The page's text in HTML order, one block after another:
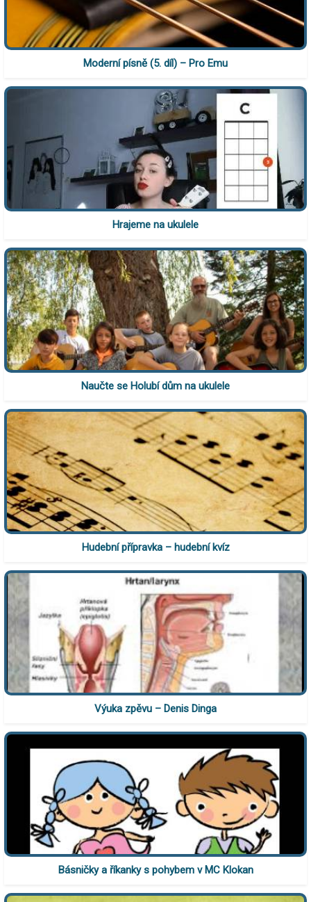
Moderní písně (5. díl) – Pro Emu
Hrajeme na ukulele
Naučte se Holubí dům na ukulele
Hudební přípravka – hudební kvíz
Výuka zpěvu – Denis Dinga
Básničky a říkanky s pohybem v MC Klokan